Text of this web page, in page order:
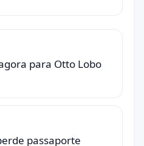
para Otto Lobo
passaporte